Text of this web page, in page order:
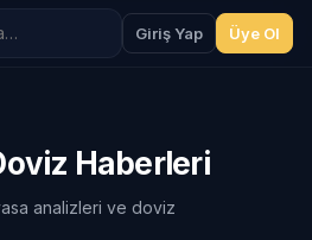
Giriş Yap Üye Ol
Haberleri
analizleri ve doviz